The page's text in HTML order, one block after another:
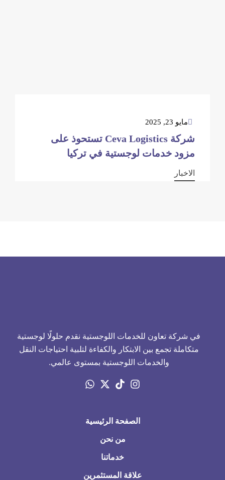
مايو 23, 2025
شركة Ceva Logistics تستحوذ على
مزود خدمات لوجستية في تركيا
الاخبار
في شركة تعاون للخدمات اللوجستية نقدم حلولًا لوجستية
متكاملة تجمع بين الابتكار والكفاءة لتلبية احتياجات النقل
والخدمات اللوجستية بمستوى عالمي.
الصفحة الرئيسية
من نحن
خدماتنا
علاقة المستثمرين